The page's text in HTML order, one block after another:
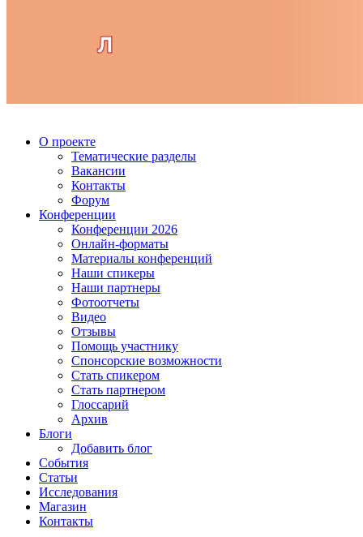
О проекте
Тематические разделы
Вакансии
Контакты
Форум
Конференции
Конференции 2026
Онлайн-форматы
Материалы конференций
Наши спикеры
Наши партнеры
Фотоотчеты
Видео
Отзывы
Помощь участнику
Спонсорские возможности
Стать спикером
Стать партнером
Глоссарий
Архив
Блоги
Добавить блог
События
Статьи
Исследования
Магазин
Контакты